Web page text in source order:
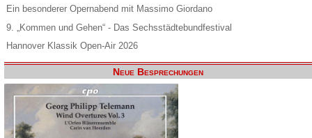
Ein besonderer Opernabend mit Massimo Giordano
9. „Kommen und Gehen“ - Das Sechsstädtebundfestival
Hannover Klassik Open-Air 2026
Neue Besprechungen